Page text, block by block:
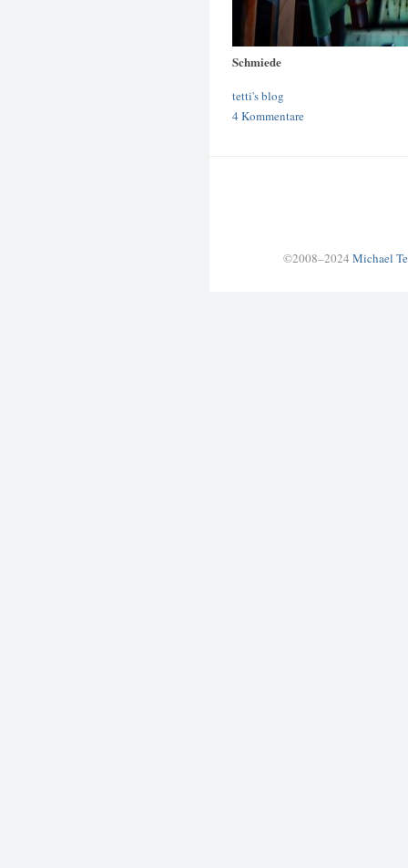
Schmiede
tetti's blog
4 Kommentare
©2008–2024 Michael